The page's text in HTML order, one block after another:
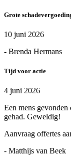
Grote
10 juni 2026
- Brenda Hermans
Tijd voor actie
4 juni 2026
Een mens
gehad. Geweldig!
Aanvraag offertes
- Matthijs van Beek